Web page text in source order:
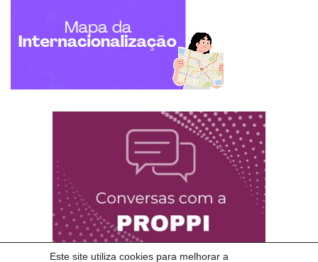
Este site utiliza cookies para melhorar a